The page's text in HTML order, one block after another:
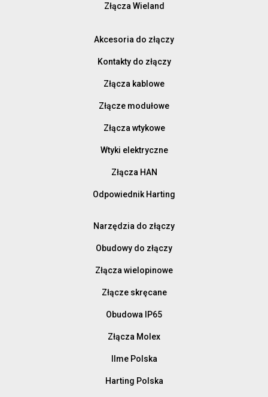
Złącza Wieland
Akcesoria do złączy
Kontakty do złączy
Złącza kablowe
Złącze modułowe
Złącza wtykowe
Wtyki elektryczne
Złącza HAN
Odpowiednik Harting
Narzędzia do złączy
Obudowy do złączy
Złącza wielopinowe
Złącze skręcane
Obudowa IP65
Złącza Molex
Ilme Polska
Harting Polska